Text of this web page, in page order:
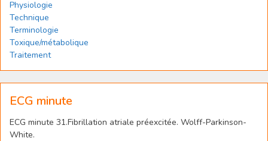
Physiologie
Technique
Terminologie
Toxique/métabolique
Traitement
ECG minute
ECG minute 31.Fibrillation atriale préexcitée. Wolff-Parkinson-
White.